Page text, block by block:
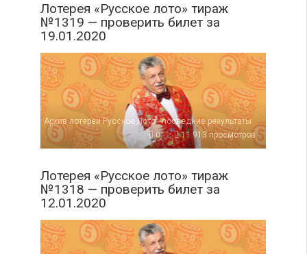
Лотерея «Русское лото» тираж
№1319 — проверить билет за
19.01.2020
Архив лотереи Русское Лото - последние результаты
0
11 913 просмотров
Лотерея «Русское лото» тираж
№1318 — проверить билет за
12.01.2020